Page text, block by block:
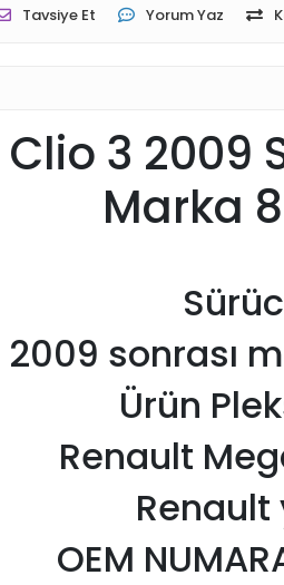
Tavsiye Et Yorum Yaz
3 2009
Marka
2009 sonrası
Ürün
Renault
OEM